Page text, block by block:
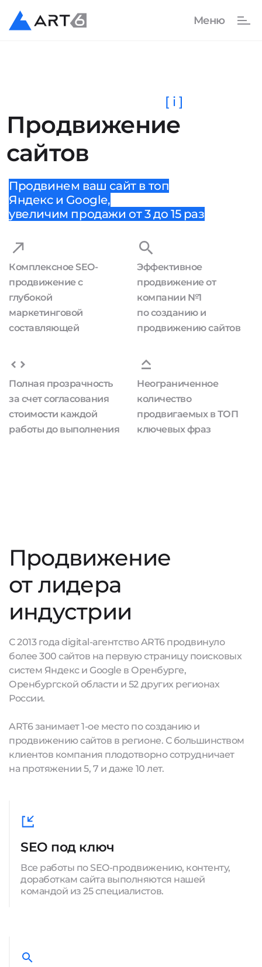
Продвижение
сайтов
[ i ]
Продвинем ваш сайт в топ
Яндекс и Google,
увеличим продажи от 3 до 15 раз
Комплексное SEO-
продвижение с
глубокой
маркетинговой
составляющей
Эффективное
продвижение от
компании №1
по созданию и
продвижению сайтов
Полная прозрачность
за счет согласования
стоимости каждой
работы до выполнения
Неограниченное
количество
продвигаемых в ТОП
ключевых фраз
Продвижение
от лидера
индустрии
С 2013 года digital-агентство ART6 продвинуло
более 300 сайтов на первую страницу поисковых
систем Яндекс и Google в Оренбурге,
Оренбургской области и 52 других регионах
России.
ART6 занимает 1-ое место по созданию и
продвижению сайтов в регионе. С большинством
клиентов компания плодотворно сотрудничает
на протяжении 5, 7 и даже 10 лет.
SEO под ключ
Все работы по SEO-продвижению, контенту,
доработкам сайта выполняются нашей
командой из 25 специалистов.